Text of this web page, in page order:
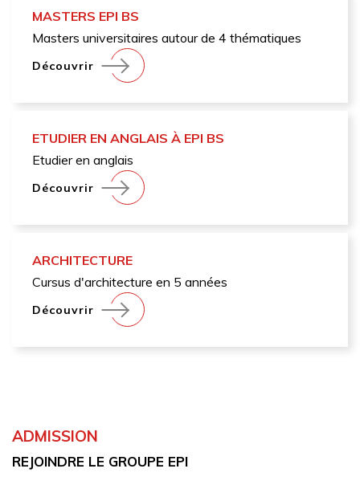
MASTERS EPI BS
Masters universitaires autour de 4 thématiques
Découvrir
ETUDIER EN ANGLAIS À EPI BS
Etudier en anglais
Découvrir
ARCHITECTURE
Cursus d'architecture en 5 années
Découvrir
ADMISSION
REJOINDRE LE GROUPE EPI